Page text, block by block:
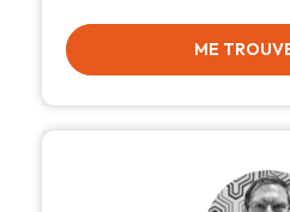
ME